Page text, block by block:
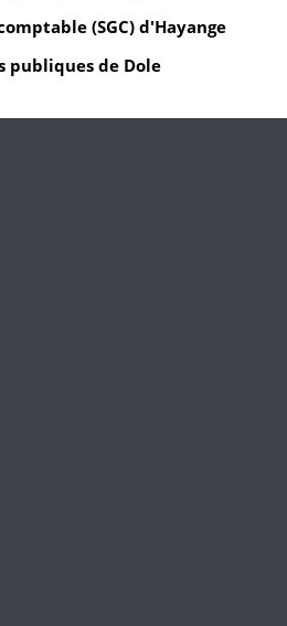
(SGC) d'Hayange
publiques de Dole